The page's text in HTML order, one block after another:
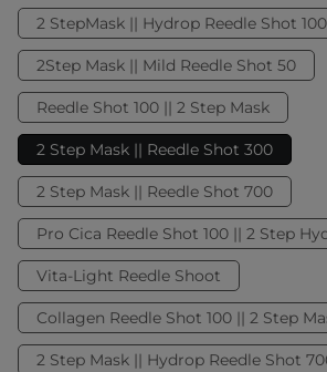
2 StepMask || Hydrop Reedle Shot
2Step Mask || Mild Reedle Shot 50
Reedle Shot 100 || 2 Step Mask
2 Step Mask || Reedle Shot 300
2 Step Mask || Reedle Shot 700
Pro Cica Reedle Shot 100 || 2 Step
Vita-Light Reedle Shoot
Collagen Reedle Shot 100 || 2 Step
2 Step Mask || Hydrop Reedle Shot